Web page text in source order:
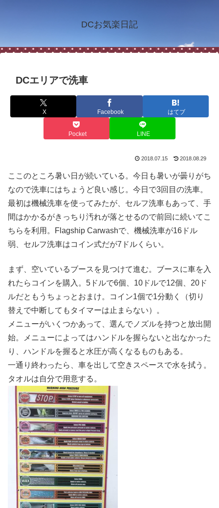
DCお気楽日記
DCエリアで洗車
X Facebook はてブ
Pocket LINE
2018.07.15 2018.08.29
ここのところ暑い日が続いている。今日も暑いが曇りがち
なので洗車にはちょうど良い感じ。今日で3回目の洗車。
最初は機械洗車を使ってみたが、セルフ洗車もあって、手
間はかかるがきっちり汚れが落とせるので前回に続いてこ
ちらを利用。Flagship Carwashで、機械洗車が16ドル
弱、セルフ洗車はコイン式だが7ドルくらい。
まず、空いているブースを見つけて進む。ブースに車を入
れたらコインを購入。5ドルで6個、10ドルで12個、20ド
ルだともうちょっとおまけ。コイン1個で1分動く（切り
替えで中断してもタイマーは止まらない）。
メニューがいくつかあって、選んでノズルを持つと放出開
始。メニューによってはハンドルを握らないと出なかった
り、ハンドルを握ると水圧が高くなるものもある。
一通り終わったら、車を出して空きスペースで水を拭う。
タオルは自分で用意する。